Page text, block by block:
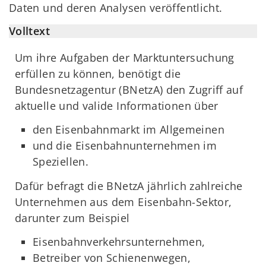
Daten und deren Analysen veröffentlicht.
Volltext
Um ihre Aufgaben der Marktuntersuchung
erfüllen zu können, benötigt die
Bundesnetzagentur (BNetzA) den Zugriff auf
aktuelle und valide Informationen über
den Eisenbahnmarkt im Allgemeinen
und die Eisenbahnunternehmen im
Speziellen.
Dafür befragt die BNetzA jährlich zahlreiche
Unternehmen aus dem Eisenbahn-Sektor,
darunter zum Beispiel
Eisenbahnverkehrsunternehmen,
Betreiber von Schienenwegen,